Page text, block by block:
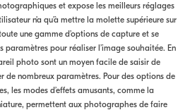
et expose les meilleurs réglages
n’a qu’à mettre la molette supérieure sur
une gamme d’options de capture et se
paramètres pour réaliser l’image souhaitée. En
photo sont un moyen facile de saisir de
de nombreux paramètres. Pour des options de
les modes d’effets amusants, comme la
permettent aux photographes de faire